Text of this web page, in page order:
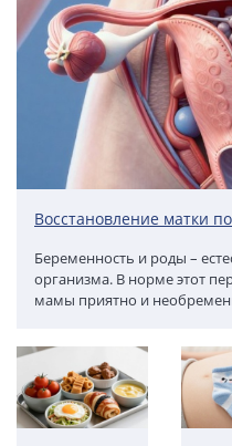
Восстановление матки
Беременность и роды –
организма. В норме этот
мамы приятно и